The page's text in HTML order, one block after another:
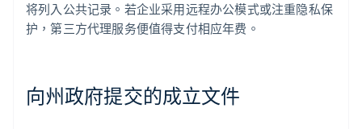
将列入公共记录。若企业采用远程办公模式或注重隐私保
护，第三方代理服务便值得支付相应年费。
向州政府提交的成立文件